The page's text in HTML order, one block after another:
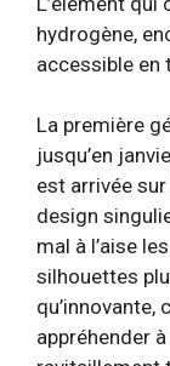
hydrogène,
accessible en
La première
jusqu’en
est arrivée
design
mal à l’aise
silhouettes
appréhender